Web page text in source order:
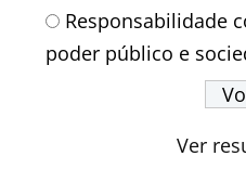
Responsabilidade
poder público e
Ver